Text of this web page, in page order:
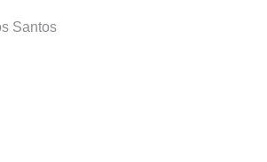
Santos